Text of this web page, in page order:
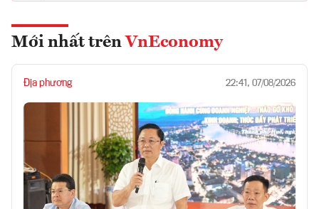
Mới nhất trên VnEconomy
Địa phương 22:41, 07/08/2026